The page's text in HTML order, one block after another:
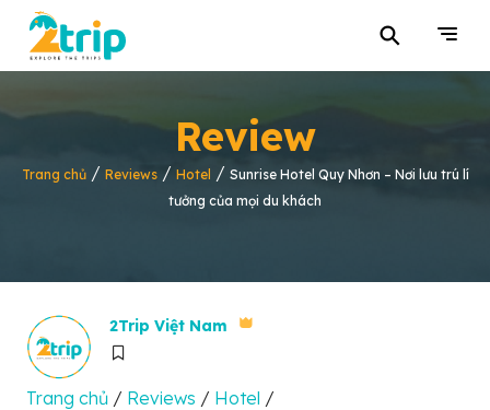
⚲
Review
Trang chủ/ Reviews/ Hotel / Sunrise Hotel Quy Nhơn – Nơi lưu trú lí
tưởng của mọi du khách
2Trip Việt Nam
Trang chủ / Reviews / Hotel /